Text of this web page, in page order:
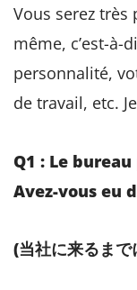
Vous serez
même, c’est-à-
personnalité,
de travail, etc.
Q1 : Le
Avez-vous eu
(当社に来るま